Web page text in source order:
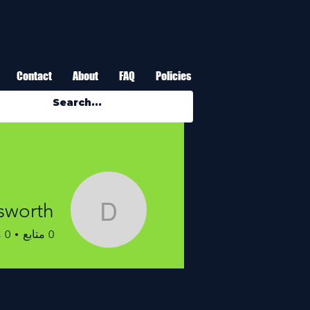
Contact About FAQ Policies
0 متابع 0